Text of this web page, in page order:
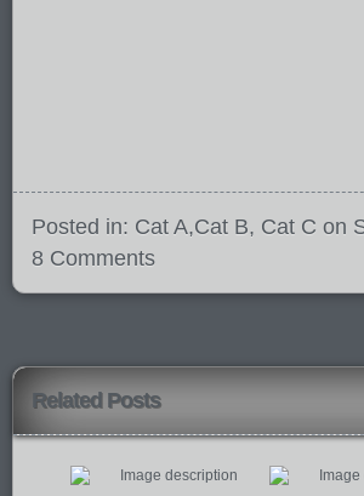
Posted in: Cat A,Cat B, Cat C on
8 Comments
Related Posts